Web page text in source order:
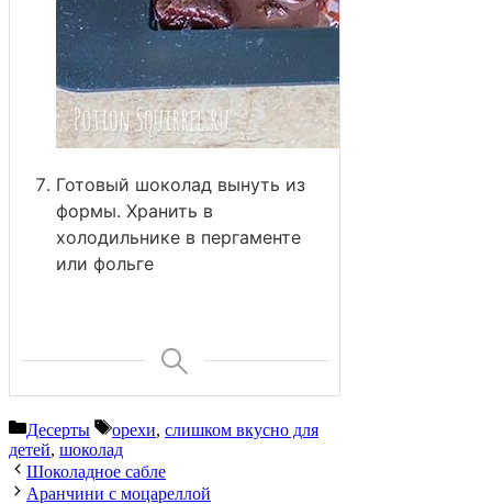
Готовый шоколад вынуть из
формы. Хранить в
холодильнике в пергаменте
или фольге
Рубрики
Десерты Метки
орехи, слишком вкусно для
детей, шоколад
Шоколадное сабле
Аранчини с моцареллой